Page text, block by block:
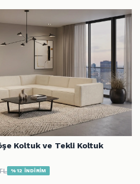
Koltuk ve Tekli Koltuk
%12 İNDİRİM